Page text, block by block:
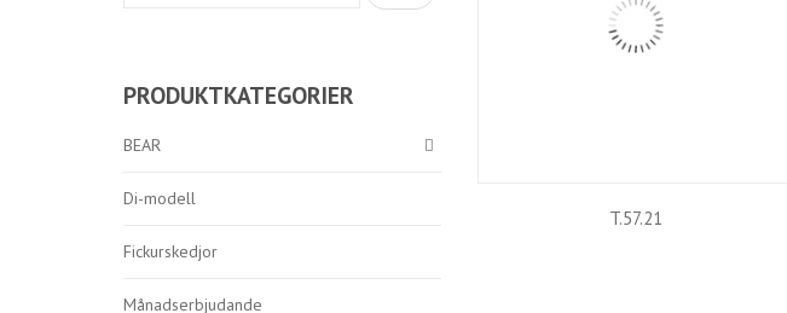
PRODUKTKATEGORIER
BEAR
Di-modell
Fickurskedjor
Månadserbjudande
T.57.21